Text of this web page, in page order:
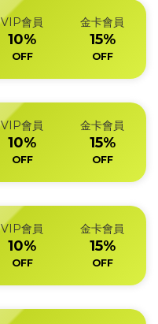
VIP會員
10%
OFF
金卡會員
15%
OFF
VIP會員
10%
OFF
金卡會員
15%
OFF
VIP會員
10%
OFF
金卡會員
15%
OFF